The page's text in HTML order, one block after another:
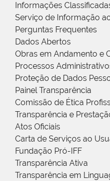
Informações
Serviço de Informação
Perguntas Frequentes
Dados Abertos
Obras em Andamento e
Processos
Proteção de Dados
Painel Transparência
Comissão de Ética
Transparência e
Atos Oficiais
Carta de Serviços ao
Fundação Pró-IFF
Transparência Ativa
Transparência em